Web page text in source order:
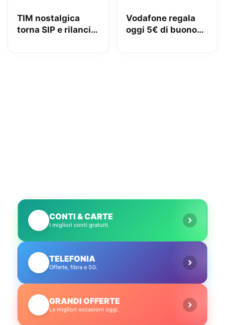
TIM nostalgica
torna SIP e rilancia
Vodafone regala
oggi 5€ di buono
CONTI & CARTE
I migliori conti gratuiti.
TELEFONIA
Offerte, fibra e 5G.
GRANDI OFFERTE
Le migliori occasioni oggi.